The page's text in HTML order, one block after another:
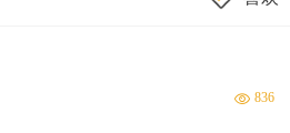
836